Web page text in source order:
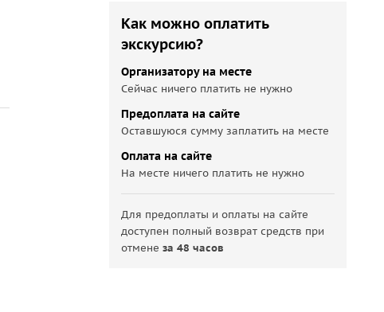
Как можно оплатить
экскурсию?
Организатору на месте
Сейчас ничего платить не нужно
Предоплата на сайте
Оставшуюся сумму заплатить на месте
Оплата на сайте
На месте ничего платить не нужно
Для предоплаты и оплаты на сайте
доступен полный возврат средств при
отменеза 48 часов